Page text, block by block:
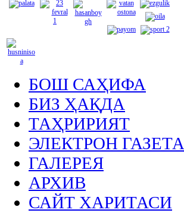
БОШ САҲИФА
БИЗ ҲАҚДА
ТАҲРИРИЯТ
ЭЛЕКТРОН ГАЗЕТА
ГАЛЕРЕЯ
АРХИВ
САЙТ ХАРИТАСИ